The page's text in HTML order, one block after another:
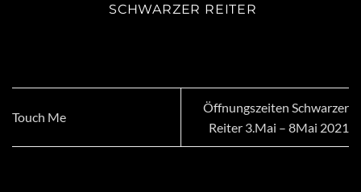
SCHWARZER REITER
Touch Me
Öffnungszeiten Schwarzer
Reiter 3.Mai – 8Mai 2021